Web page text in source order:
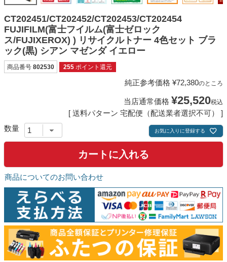
よくある質問
お問い合わせ
会員専用商品
説明書ダウンロード
CT202451/CT202452/CT202453/CT202454
FUJIFILM(富士フイルム(富士ゼロック
ス/FUJIXEROX) ) リサイクルトナー 4色セット ブラ
ック(黒) シアン マゼンダ イエロー
商品番号 802530 255 ポイント還元
純正参考価格 ¥72,380のところ
当店通常価格 ¥25,520税込
送料パターン 宅配便（配送業者選択不可）
お気に入りに登録する
カートに入れる
商品についてのお問い合わせ